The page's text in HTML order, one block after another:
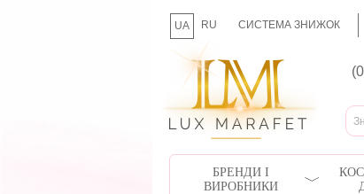
UA RU СИСТЕМА ЗНИЖОК
БРЕНДИ І
ВИРОБНИКИ